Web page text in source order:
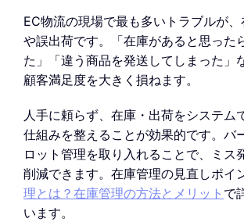
EC物流の現場で最も多いトラブルが
や誤出荷です。「在庫があると思った
た」「違う商品を発送してしまった」
顧客満足度を大きく損ねます。
人手に頼らず、在庫・出荷をシステム
仕組みを整えることが効果的です。バ
ロット管理を取り入れることで、ミス
削減できます。在庫管理の見直しポイ
理とは？在庫管理の方法とメリット で
います。